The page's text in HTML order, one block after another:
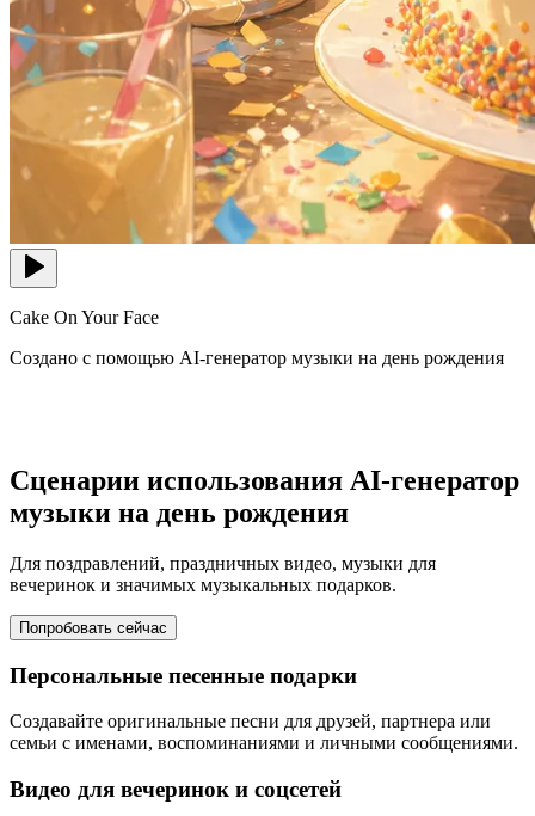
Cake On Your Face
Создано с помощью AI-генератор музыки на день рождения
Сценарии использования AI-генератор
музыки на день рождения
Для поздравлений, праздничных видео, музыки для
вечеринок и значимых музыкальных подарков.
Попробовать сейчас
Персональные песенные подарки
Создавайте оригинальные песни для друзей, партнера или
семьи с именами, воспоминаниями и личными сообщениями.
Видео для вечеринок и соцсетей